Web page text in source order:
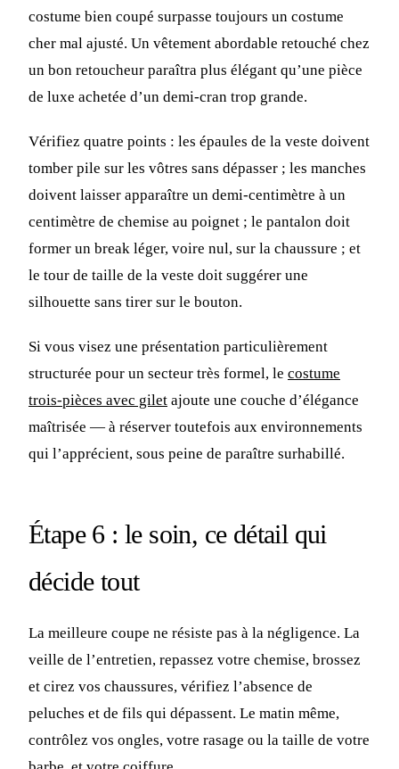
costume bien coupé surpasse toujours un costume
cher mal ajusté. Un vêtement abordable retouché chez
un bon retoucheur paraîtra plus élégant qu’une pièce
de luxe achetée d’un demi-cran trop grande.
Vérifiez quatre points : les épaules de la veste doivent
tomber pile sur les vôtres sans dépasser ; les manches
doivent laisser apparaître un demi-centimètre à un
centimètre de chemise au poignet ; le pantalon doit
former un break léger, voire nul, sur la chaussure ; et
le tour de taille de la veste doit suggérer une
silhouette sans tirer sur le bouton.
Si vous visez une présentation particulièrement
structurée pour un secteur très formel, le costume
trois-pièces avec gilet ajoute une couche d’élégance
maîtrisée — à réserver toutefois aux environnements
qui l’apprécient, sous peine de paraître surhabillé.
Étape 6 : le soin, ce détail qui
décide tout
La meilleure coupe ne résiste pas à la négligence. La
veille de l’entretien, repassez votre chemise, brossez
et cirez vos chaussures, vérifiez l’absence de
peluches et de fils qui dépassent. Le matin même,
contrôlez vos ongles, votre rasage ou la taille de votre